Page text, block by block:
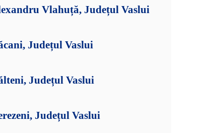
Vlahuță, Județul Vaslui
Județul Vaslui
Județul Vaslui
Județul Vaslui